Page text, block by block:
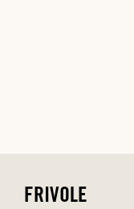
FRIVOLE